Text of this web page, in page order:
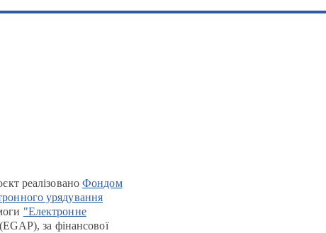
реалізованоФондом
урядування
"Електронне
(EGAP), за фінансової